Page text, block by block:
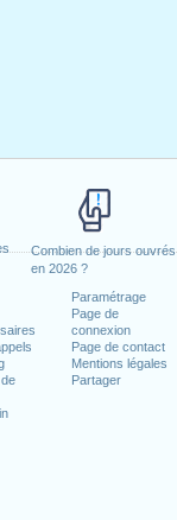
Combien de jours ouvrés
en 2026 ?
Paramétrage
Page de
connexion
Page de contact
Mentions légales
Partager